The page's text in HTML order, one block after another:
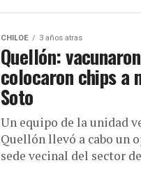
CHILOE 3 años atras
Quellón:
colocaron chips a
Soto
Un equipo de la unidad
Quellón llevó a cabo un
sede vecinal del sector